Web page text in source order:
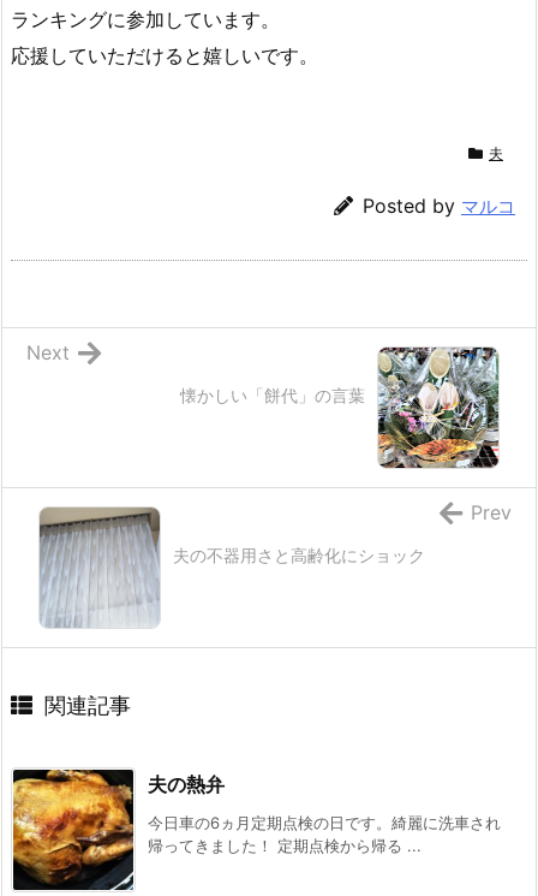
ランキングに参加しています。
応援していただけると嬉しいです。
夫
Posted by マルコ
懐かしい「餅代」の言葉
Next
夫の不器用さと高齢化にショック
Prev
関連記事
夫の熱弁
今日車の6ヵ月定期点検の日です。綺麗に洗車され
帰ってきました！ 定期点検から帰る ...